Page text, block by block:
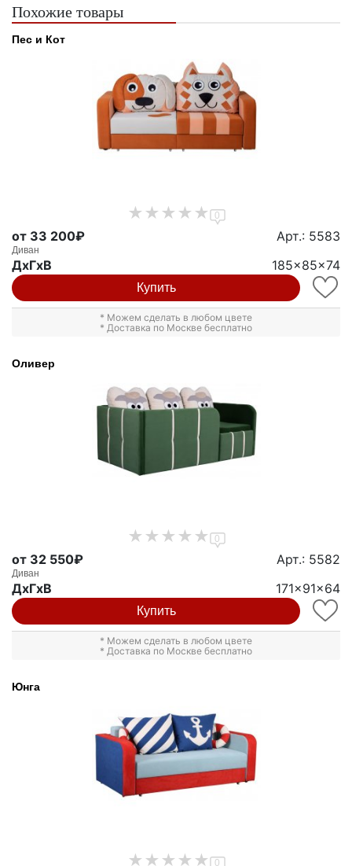
Похожие товары
Пес и Кот
0
от 33 200₽ Арт.: 5583
Диван
ДxГxВ 185x85x74
Купить
* Можем сделать в любом цвете
* Доставка по Москве бесплатно
Оливер
0
от 32 550₽ Арт.: 5582
Диван
ДxГxВ 171x91x64
Купить
* Можем сделать в любом цвете
* Доставка по Москве бесплатно
Юнга
0